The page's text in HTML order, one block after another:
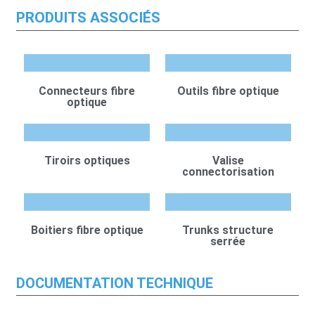
PRODUITS ASSOCIÉS
Connecteurs fibre
optique
Outils fibre optique
Tiroirs optiques
Valise
connectorisation
Boitiers fibre optique
Trunks structure
serrée
DOCUMENTATION TECHNIQUE